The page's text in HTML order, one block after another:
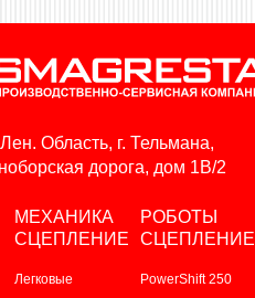
Область, г. Тельмана,
дорога, дом 1В/2
МЕХАНИКА
СЦЕПЛЕНИЕ
Легковые
РОБОТЫ
СЦЕПЛЕНИЕ
PowerShift 250